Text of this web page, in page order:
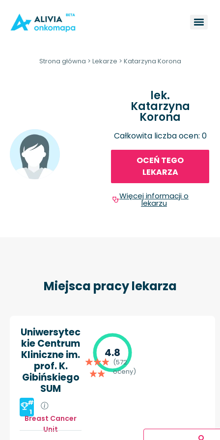
Strona główna > Lekarze > Katarzyna Korona
lek.
Katarzyna
Korona
Całkowita liczba ocen: 0
OCEŃ TEGO
LEKARZA
Więcej informacji o
lekarzu
Miejsca pracy lekarza
Uniwersytec
kie Centrum
Kliniczne im.
prof. K.
Gibińskiego
SUM
#
1
Breast Cancer
Unit
4.8
(572
oceny)
O